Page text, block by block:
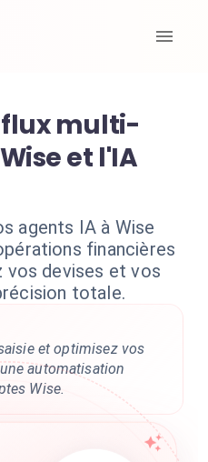
flux multi-
et l'IA
agents IA à Wise
financières
vos devises et vos
totale.
et optimisez vos
automatisation
Wise.